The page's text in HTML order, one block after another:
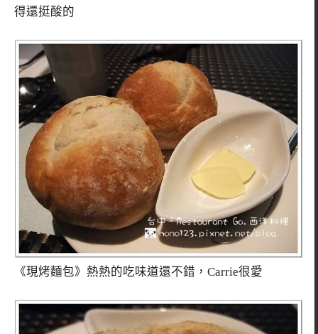
得還挺酸的
《現烤麵包》熱熱的吃味道還不錯，Carrie很愛